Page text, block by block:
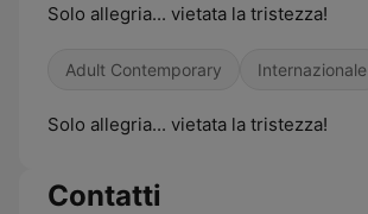
Solo allegria... vietata la tristezza!
Adult Contemporary Internazionale
Solo allegria... vietata la tristezza!
Contatti